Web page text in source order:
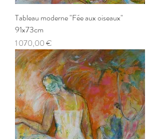
Tableau moderne "Fée aux oiseaux"
91x73cm
Prix
1 070,00 €